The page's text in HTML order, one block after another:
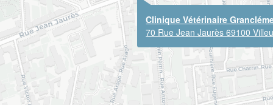
Clinique Vétérinaire
70 Rue Jean Jaurès 69100